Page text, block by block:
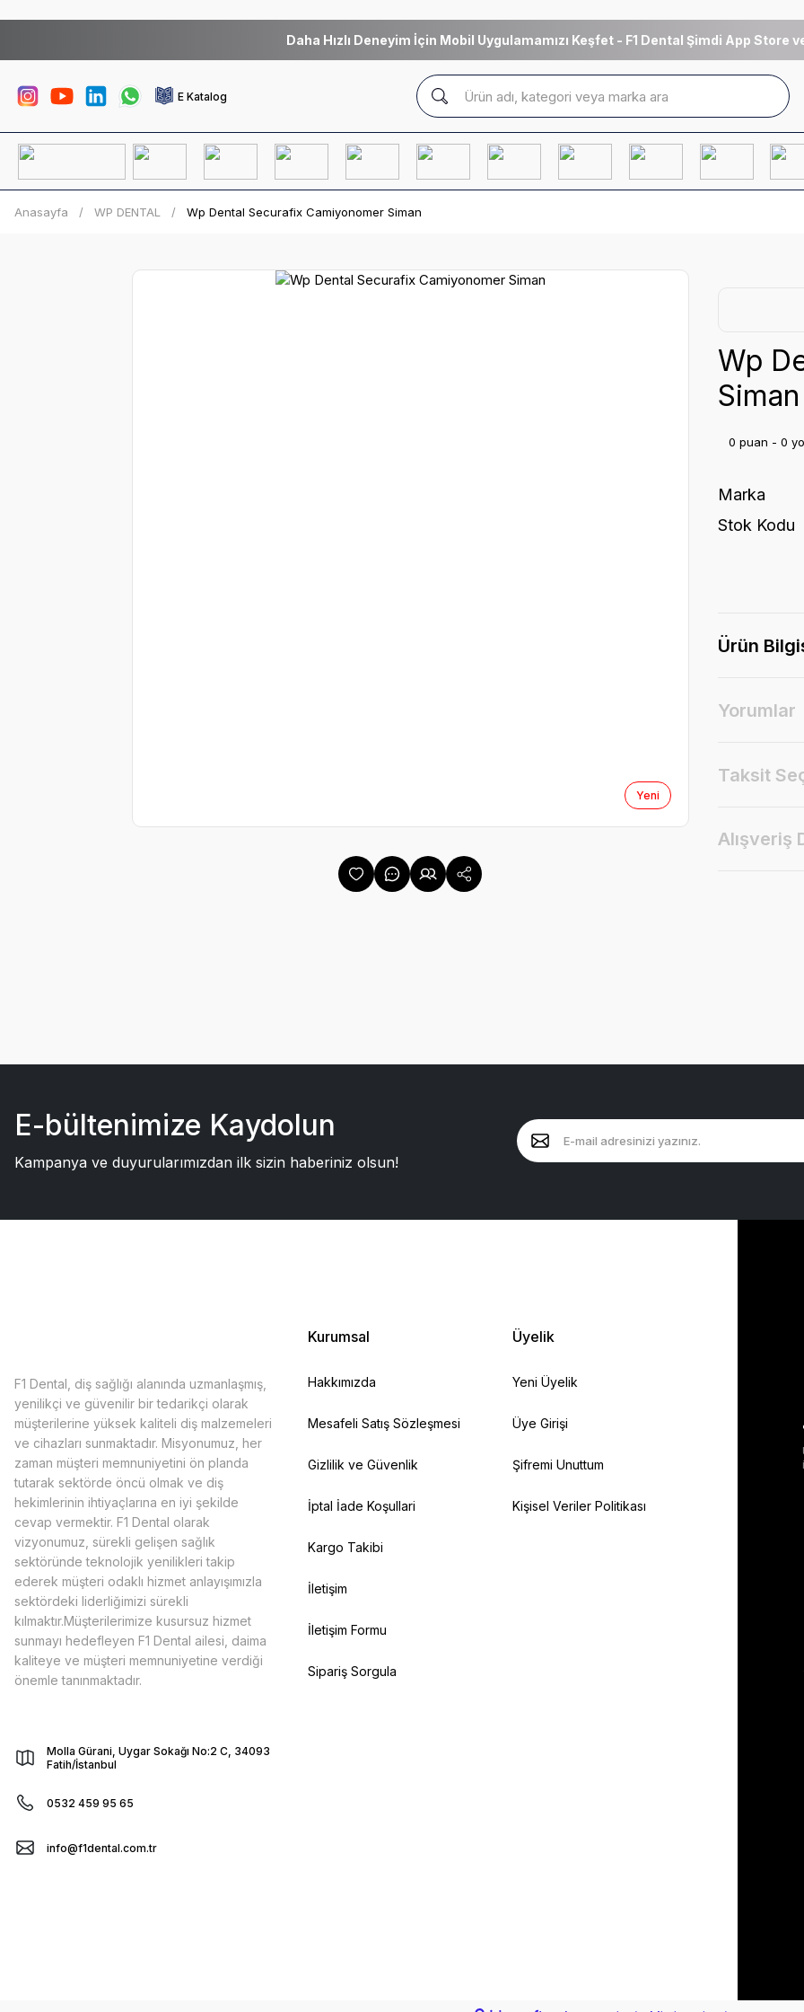
Daha Hızlı Deneyim İçin Mobil Uygulamamızı Keşfet - F1 Dental Şimdi App Store
E Katalog
Anasayfa WP DENTAL Wp Dental Securafix Camiyonomer Siman
Yeni
Wp
Siman
0 puan - 0
Marka
Stok Kodu
Ürün
Yorumlar
Taksit
Alışveriş
E-bültenimize Kaydolun
Kampanya ve duyurularımızdan ilk sizin haberiniz olsun!
F1 Dental, diş sağlığı alanında uzmanlaşmış,
yenilikçi ve güvenilir bir tedarikçi olarak
müşterilerine yüksek kaliteli diş malzemeleri
ve cihazları sunmaktadır. Misyonumuz, her
zaman müşteri memnuniyetini ön planda
tutarak sektörde öncü olmak ve diş
hekimlerinin ihtiyaçlarına en iyi şekilde
cevap vermektir. F1 Dental olarak
vizyonumuz, sürekli gelişen sağlık
sektöründe teknolojik yenilikleri takip
ederek müşteri odaklı hizmet anlayışımızla
sektördeki liderliğimizi sürekli
kılmaktır.Müşterilerimize kusursuz hizmet
sunmayı hedefleyen F1 Dental ailesi, daima
kaliteye ve müşteri memnuniyetine verdiği
önemle tanınmaktadır.
Molla Gürani, Uygar Sokağı No:2 C, 34093
Fatih/İstanbul
0532 459 95 65
info@f1dental.com.tr
Kurumsal
Hakkımızda
Mesafeli Satış Sözleşmesi
Gizlilik ve Güvenlik
İptal İade Koşullari
Kargo Takibi
İletişim
İletişim Formu
Sipariş Sorgula
Üyelik
Yeni Üyelik
Üye Girişi
Şifremi Unuttum
Kişisel Veriler Politikası